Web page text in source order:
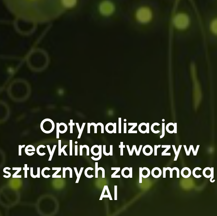
Optymalizacja
recyklingu tworzyw
sztucznych za pomocą
AI